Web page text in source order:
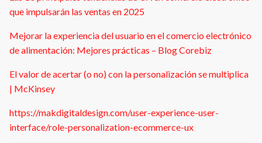
que impulsarán las ventas en 2025
Mejorar la experiencia del usuario en el comercio electrónico
de alimentación: Mejores prácticas – Blog Corebiz
El valor de acertar (o no) con la personalización se multiplica
| McKinsey
https://makdigitaldesign.com/user-experience-user-
interface/role-personalization-ecommerce-ux